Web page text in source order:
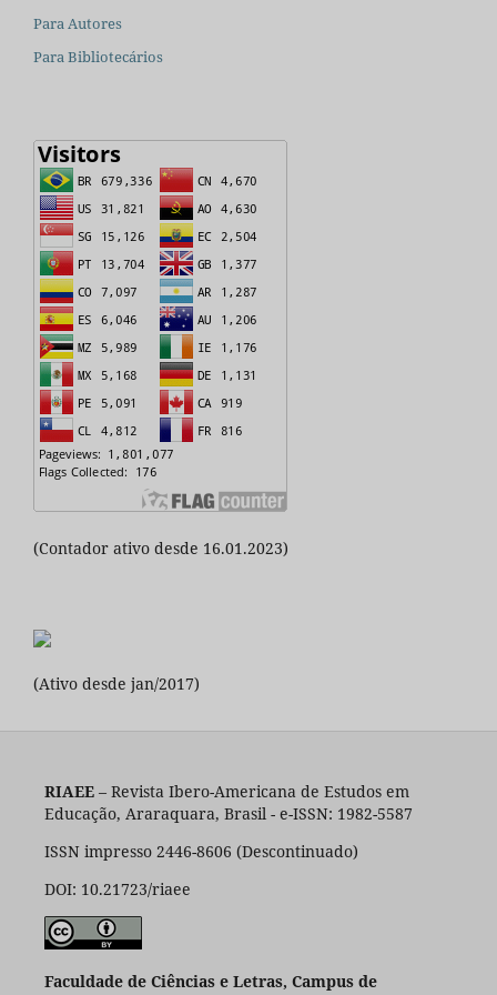
Para Autores
Para Bibliotecários
(Contador ativo desde 16.01.2023)
(Ativo desde jan/2017)
RIAEE– Revista Ibero-Americana de Estudos em
Educação, Araraquara, Brasil - e-ISSN: 1982-5587
ISSN impresso 2446-8606 (Descontinuado)
DOI: 10.21723/riaee
Faculdade de Ciências e Letras, Campus de